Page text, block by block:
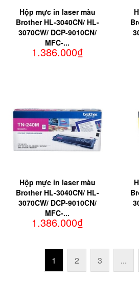
Hộp mực in laser màu
Brother HL-3040CN/ HL-
3070CW/ DCP-9010CN/
MFC-...
1.386.000₫
Hộp mực in laser màu
Brother HL-3040CN/ HL-
3070CW/ DCP-9010CN/
MFC-...
1.386.000₫
1 2 3 ...